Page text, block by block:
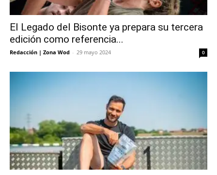
El Legado del Bisonte ya prepara su tercera
edición como referencia...
Redacción | Zona Wod - 29 mayo 2024 0